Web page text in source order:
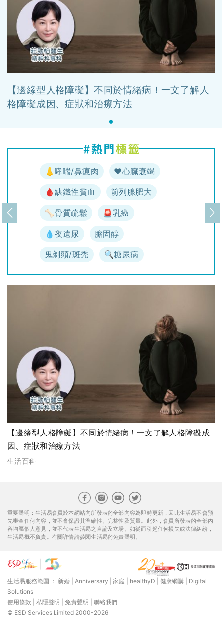
【邊緣型人格障礙】不同於情緒病！一文了解人
格障礙成因、症狀和治療方法
👃哮喘/鼻瘜肉 ♥️心臟衰竭
🩸缺鐵性貧血 前列腺肥大
🦴骨質疏鬆 🚨乳癌
💧夜遺尿 膽固醇
鬼剃頭/斑禿 🔍糖尿病
上一頁 下
【邊緣型人格障礙】不同於情緒病！一文了解人格障礙成
因、症狀和治療方法
生活百科
重要聲明：生活易會員於本網站內所發表的全部內容為即時更新，因此生活易不會預
先審查任何內容，並不會保證其準確性、完整性及質量。此外，會員所發表的全部內
容均屬個人意見，並不代表生活易之言論及立場。如從而引起任何損失或法律糾紛，
生活易概不負責。有關詳情請參閱生活易的免責聲明。
生活易服務範圍 ： 新婚 Anniversary 家庭 healthyD 健康網購
Digital
Solutions
使用條款
私隱聲明 免責聲明
聯絡我們
© ESD Services Limited 2000-2026